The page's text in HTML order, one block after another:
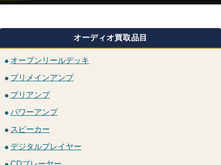
オーディオ買取品目
オープンリールデッキ
プリメインアンプ
プリアンプ
パワーアンプ
スピーカー
デジタルプレイヤー